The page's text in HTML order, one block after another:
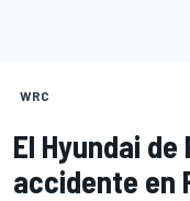
WRC
El Hyundai
accidente en